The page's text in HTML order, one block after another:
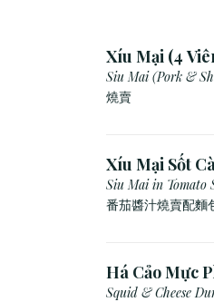
Xíu Mại (4
Siu Mai (Pork &
燒賣
Xíu Mại Sốt
Viên)
Siu Mai in Tomato
番茄醬汁燒賣配麵
Há Cảo Mực
Squid & Cheese